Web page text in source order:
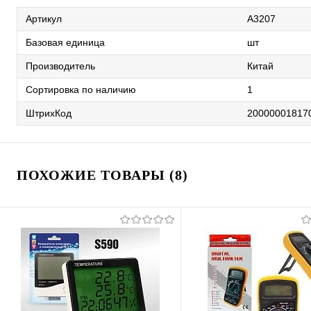
Артикул A3207
Базовая единица шт
Производитель Китай
Сортировка по наличию 1
ШтрихКод
ПОХОЖИЕ ТОВАРЫ (8)